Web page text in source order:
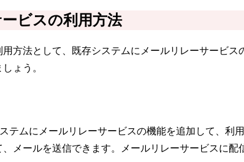
ビスの利用方法
方法として、既存システムにメールリレーサービ
ょう。
テムにメールリレーサービスの機能を追加して、
メールを送信できます。メールリレーサービスに